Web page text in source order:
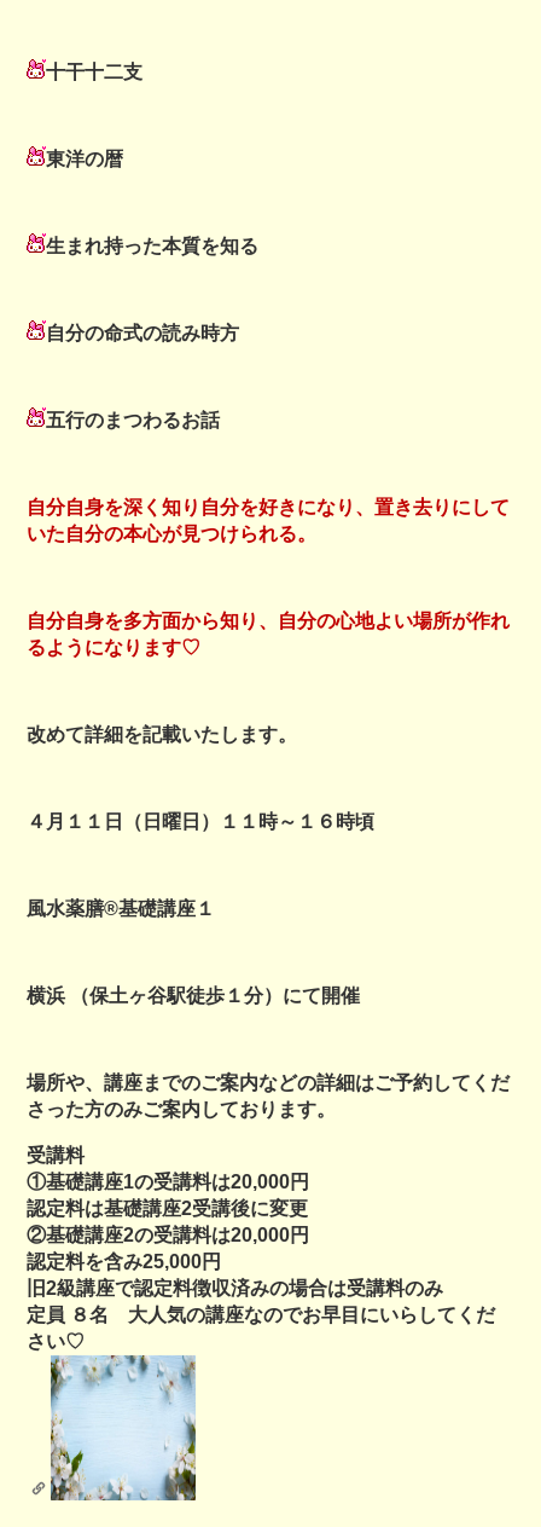
十干十二支
東洋の暦
生まれ持った本質を知る
自分の命式の読み時方
五行のまつわるお話
自分自身を深く知り自分を好きになり、置き去りにして
いた自分の本心が見つけられる。
自分自身を多方面から知り、自分の心地よい場所が作れ
るようになります♡
改めて詳細を記載いたします。
４月１１日（日曜日）１１時～１６時頃
風水薬膳®基礎講座１
横浜 （保土ヶ谷駅徒歩１分）にて開催
場所や、講座までのご案内などの詳細はご予約してくだ
さった方のみご案内しております。
受講料
①基礎講座1の受講料は20,000円
認定料は基礎講座2受講後に変更
②基礎講座2の受講料は20,000円
認定料を含み25,000円
旧2級講座で認定料徴収済みの場合は受講料のみ
定員 ８名 大人気の講座なのでお早目にいらしてくだ
さい♡